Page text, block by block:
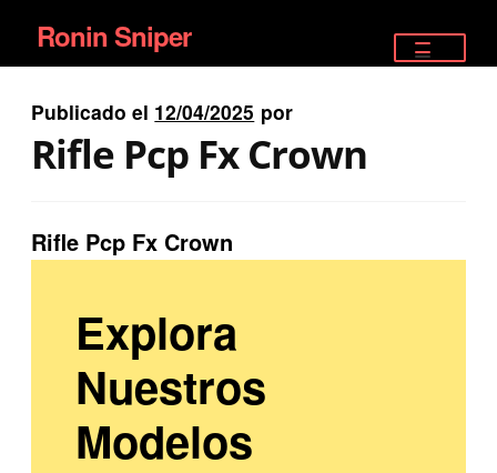
Ir
a
la
navegación
Ir
al
contenido
Ronin Sniper
EQUIPAMIENTO ÉLITE
RIFLES DEPORTIVOS
Publicado el 12/04/2025 por
Rifle Pcp Fx Crown
Rifle Pcp Fx Crown
Explora
Nuestros
Modelos